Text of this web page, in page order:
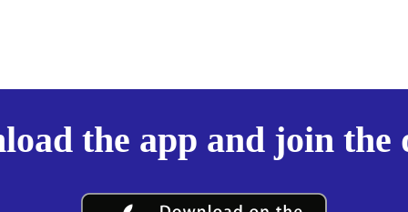
the app and join the